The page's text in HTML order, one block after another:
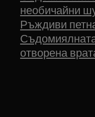
необичайни
Ръждиви
отворена